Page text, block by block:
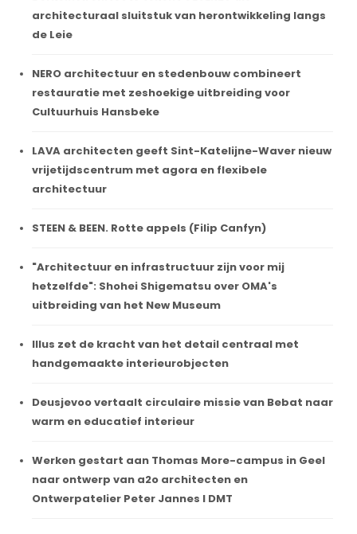
architecturaal sluitstuk van herontwikkeling langs
de Leie
NERO architectuur en stedenbouw combineert
restauratie met zeshoekige uitbreiding voor
Cultuurhuis Hansbeke
LAVA architecten geeft Sint-Katelijne-Waver nieuw
vrijetijdscentrum met agora en flexibele
architectuur
STEEN & BEEN. Rotte appels (Filip Canfyn)
"Architectuur en infrastructuur zijn voor mij
hetzelfde": Shohei Shigematsu over OMA's
uitbreiding van het New Museum
Illus zet de kracht van het detail centraal met
handgemaakte interieurobjecten
Deusjevoo vertaalt circulaire missie van Bebat naar
warm en educatief interieur
Werken gestart aan Thomas More-campus in Geel
naar ontwerp van a2o architecten en
Ontwerpatelier Peter Jannes I DMT